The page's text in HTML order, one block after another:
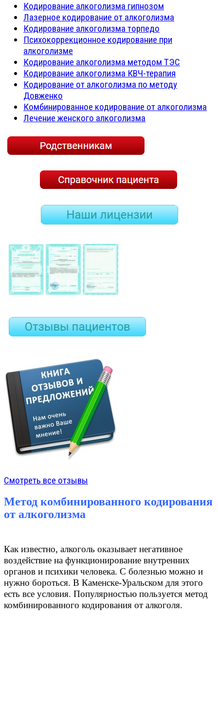
Кодирование алкоголизма гипнозом
Лазерное кодирование от алкоголизма
Кодирование алкоголизма торпедо
Психокоррекционное кодирование при
алкоголизме
Кодирование алкоголизма методом ТЭС
Кодирование алкоголизма КВЧ-терапия
Кодирование от алкоголизма по методу
Довженко
Комбинированное кодирование от алкоголизма
Лечение женского алкоголизма
Смотреть все отзывы
Метод комбинированного кодирования
от алкоголизма
Как известно, алкоголь оказывает негативное
воздействие на функционирование внутренних
органов и психики человека. С болезнью можно и
нужно бороться. В Каменске-Уральском для этого
есть все условия. Популярностью пользуется метод
комбинированного кодирования от алкоголя.